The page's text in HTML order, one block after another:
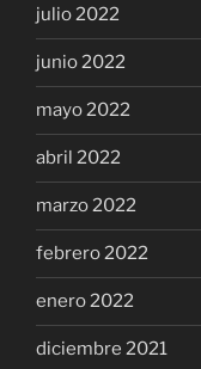
julio 2022
junio 2022
mayo 2022
abril 2022
marzo 2022
febrero 2022
enero 2022
diciembre 2021